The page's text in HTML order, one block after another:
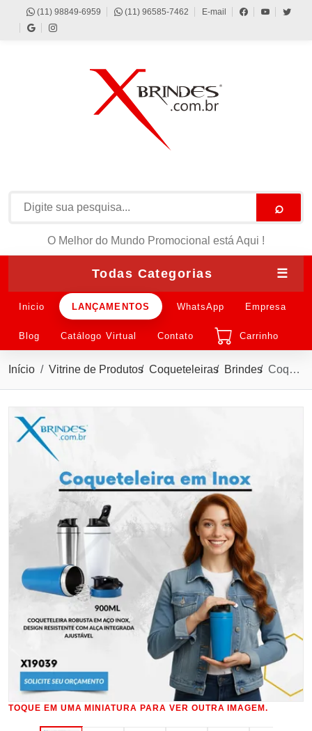
(11) 98849-6959 (11) 96585-7462 E-mail
⌕
O Melhor do Mundo Promocional está Aqui !
Todas Categorias ☰
Inicio LANÇAMENTOS WhatsApp Empresa
Blog Catálogo Virtual Contato Carrinho
Início Vitrine de Produtos Coqueteleiras Brindes Coqueteleira em aço inox com capacidade para até 900ml X19039
TOQUE EM UMA MINIATURA PARA VER OUTRA IMAGEM.